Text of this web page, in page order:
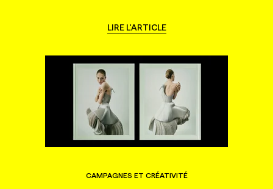
LIRE L'ARTICLE
CAMPAGNES ET CRÉATIVITÉ